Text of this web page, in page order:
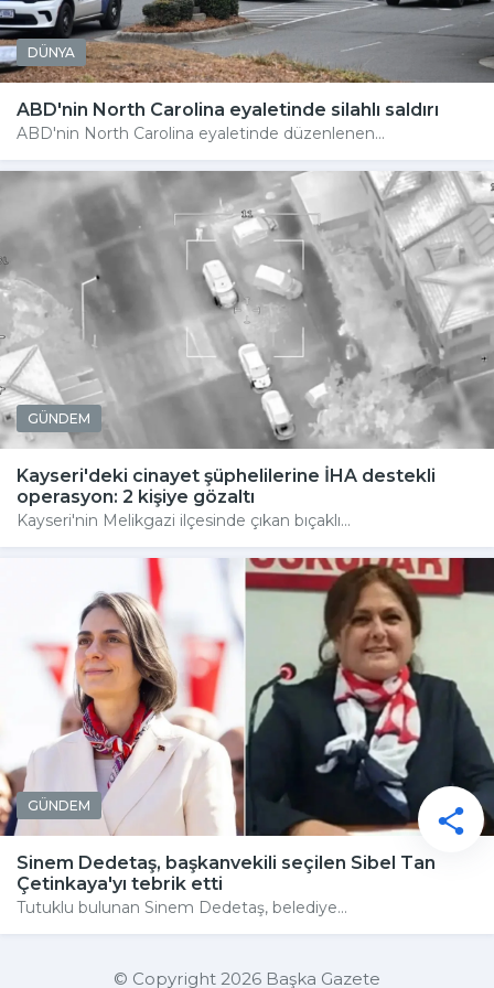
DÜNYA
ABD'nin North Carolina eyaletinde silahlı saldırı
ABD'nin North Carolina eyaletinde düzenlenen...
GÜNDEM
Kayseri'deki cinayet şüphelilerine İHA destekli
operasyon: 2 kişiye gözaltı
Kayseri'nin Melikgazi ilçesinde çıkan bıçaklı...
GÜNDEM
Sinem Dedetaş, başkanvekili seçilen Sibel Tan
Çetinkaya'yı tebrik etti
Tutuklu bulunan Sinem Dedetaş, belediye...
© Copyright 2026 Başka Gazete